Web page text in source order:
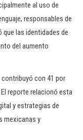
al uso de
responsables de
las identidades de
del aumento
contribuyó con 41 por
reporte relacionó esta
y estrategias de
mexicanas y